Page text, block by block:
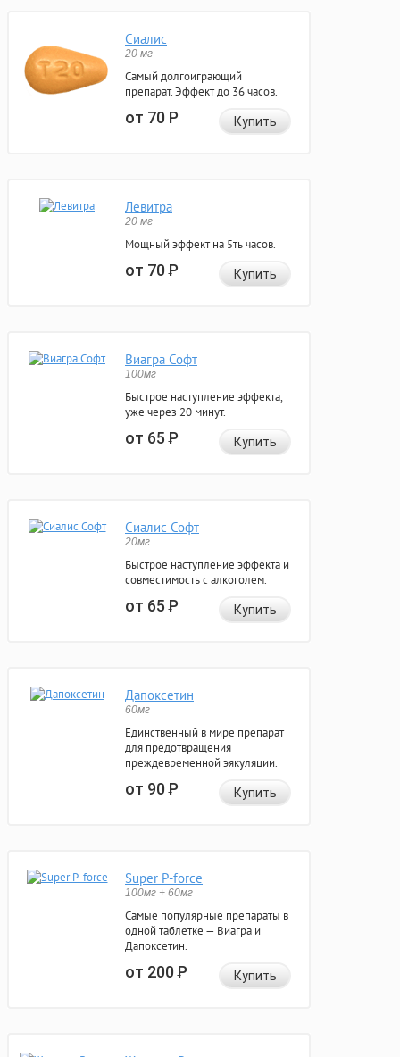
Сиалис
20 мг
Самый долгоиграющий
препарат. Эффект до 36 часов.
от 70Р Купить
Левитра
20 мг
Мощный эффект на 5ть часов.
от 70Р Купить
Виагра Софт
100мг
Быстрое наступление эффекта,
уже через 20 минут.
от 65Р Купить
Сиалис Софт
20мг
Быстрое наступление эффекта и
совместимость с алкоголем.
от 65Р Купить
Дапоксетин
60мг
Единственный в мире препарат
для предотвращения
преждевременной эякуляции.
от 90Р Купить
Super P-force
100мг + 60мг
Самые популярные препараты в
одной таблетке — Виагра и
Дапоксетин.
от 200Р Купить